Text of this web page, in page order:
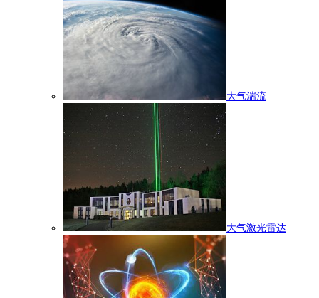
大气湍流
大气激光雷达